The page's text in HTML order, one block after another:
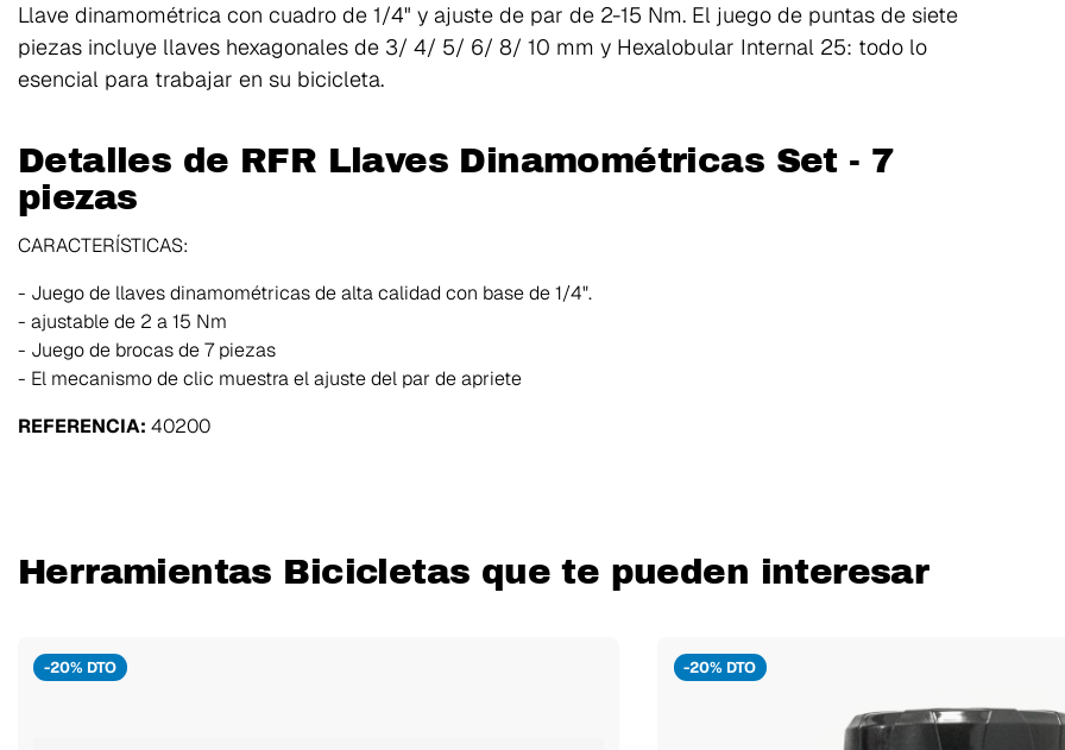
Llave dinamométrica con cuadro de 1/4" y ajuste de par de 2-15 Nm. El juego de puntas de siete
piezas incluye llaves hexagonales de 3/ 4/ 5/ 6/ 8/ 10 mm y Hexalobular Internal 25: todo lo
esencial para trabajar en su bicicleta.
Detalles de RFR Llaves Dinamométricas Set - 7
piezas
CARACTERÍSTICAS:
- Juego de llaves dinamométricas de alta calidad con base de 1/4".
- ajustable de 2 a 15 Nm
- Juego de brocas de 7 piezas
- El mecanismo de clic muestra el ajuste del par de apriete
REFERENCIA: 40200
Herramientas Bicicletas que te pueden interesar
-20% DTO -20% DTO